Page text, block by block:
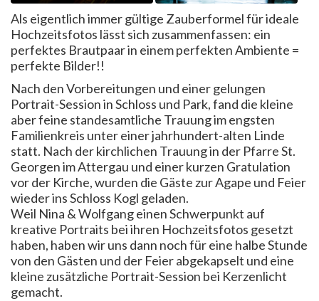
Als eigentlich immer gültige Zauberformel für ideale
Hochzeitsfotos lässt sich zusammenfassen: ein
perfektes Brautpaar in einem perfekten Ambiente =
perfekte Bilder!!
Nach den Vorbereitungen und einer gelungen
Portrait-Session in Schloss und Park, fand die kleine
aber feine standesamtliche Trauung im engsten
Familienkreis unter einer jahrhundert-alten Linde
statt. Nach der kirchlichen Trauung in der Pfarre St.
Georgen im Attergau und einer kurzen Gratulation
vor der Kirche, wurden die Gäste zur Agape und Feier
wieder ins Schloss Kogl geladen.
Weil Nina & Wolfgang einen Schwerpunkt auf
kreative Portraits bei ihren Hochzeitsfotos gesetzt
haben, haben wir uns dann noch für eine halbe Stunde
von den Gästen und der Feier abgekapselt und eine
kleine zusätzliche Portrait-Session bei Kerzenlicht
gemacht.